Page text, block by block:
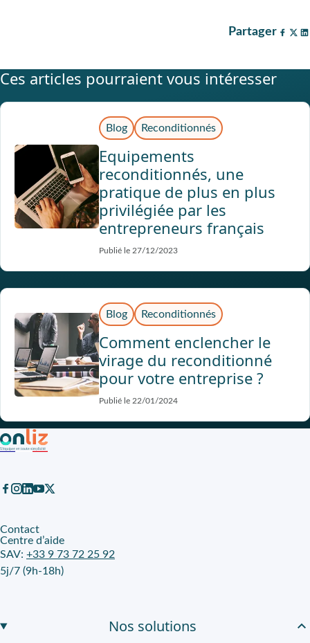
Partager
Ces articles pourraient vous intéresser
Blog Reconditionnés
Equipements
reconditionnés, une
pratique de plus en plus
privilégiée par les
entrepreneurs français
Publié le 27/12/2023
Blog Reconditionnés
Comment enclencher le
virage du reconditionné
pour votre entreprise ?
Publié le 22/01/2024
Contact
Centre d’aide
SAV: +33 9 73 72 25 92
5j/7 (9h-18h)
Nos solutions